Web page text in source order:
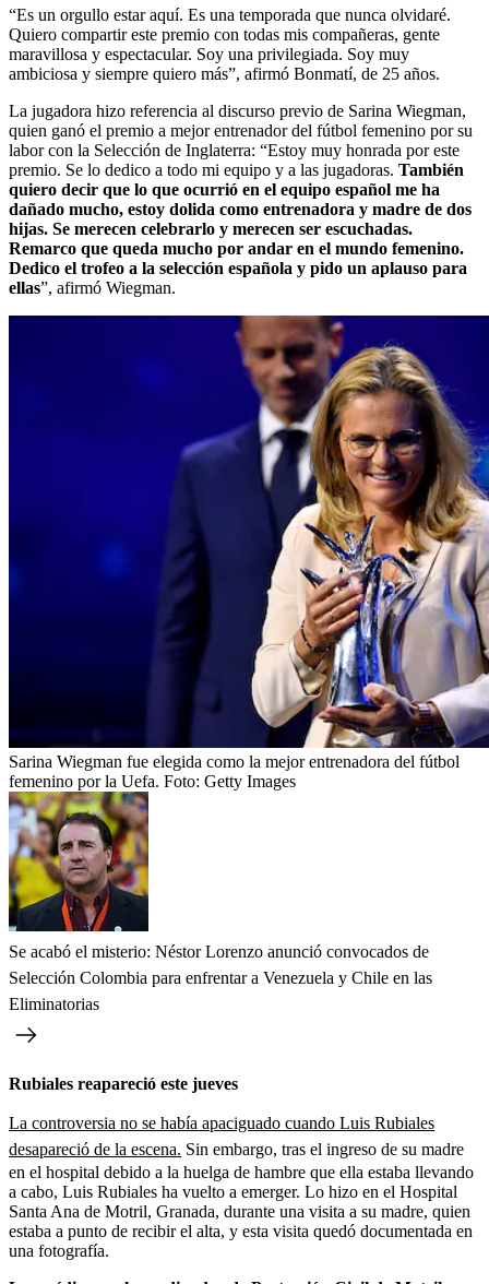
“Es un orgullo estar aquí. Es una temporada que nunca olvidaré.
Quiero compartir este premio con todas mis compañeras, gente
maravillosa y espectacular. Soy una privilegiada. Soy muy
ambiciosa y siempre quiero más”, afirmó Bonmatí, de 25 años.
La jugadora hizo referencia al discurso previo de Sarina Wiegman,
quien ganó el premio a mejor entrenador del fútbol femenino por su
labor con la Selección de Inglaterra: “Estoy muy honrada por este
premio. Se lo dedico a todo mi equipo y a las jugadoras. También
quiero decir que lo que ocurrió en el equipo español me ha
dañado mucho, estoy dolida como entrenadora y madre de dos
hijas. Se merecen celebrarlo y merecen ser escuchadas.
Remarco que queda mucho por andar en el mundo femenino.
Dedico el trofeo a la selección española y pido un aplauso para
ellas”, afirmó Wiegman.
Sarina Wiegman fue elegida como la mejor entrenadora del fútbol
femenino por la Uefa. Foto: Getty Images
Se acabó el misterio: Néstor Lorenzo anunció convocados de
Selección Colombia para enfrentar a Venezuela y Chile en las
Eliminatorias
Rubiales reapareció este jueves
La controversia no se había apaciguado cuando Luis Rubiales
desapareció de la escena. Sin embargo, tras el ingreso de su madre
en el hospital debido a la huelga de hambre que ella estaba llevando
a cabo, Luis Rubiales ha vuelto a emerger. Lo hizo en el Hospital
Santa Ana de Motril, Granada, durante una visita a su madre, quien
estaba a punto de recibir el alta, y esta visita quedó documentada en
una fotografía.